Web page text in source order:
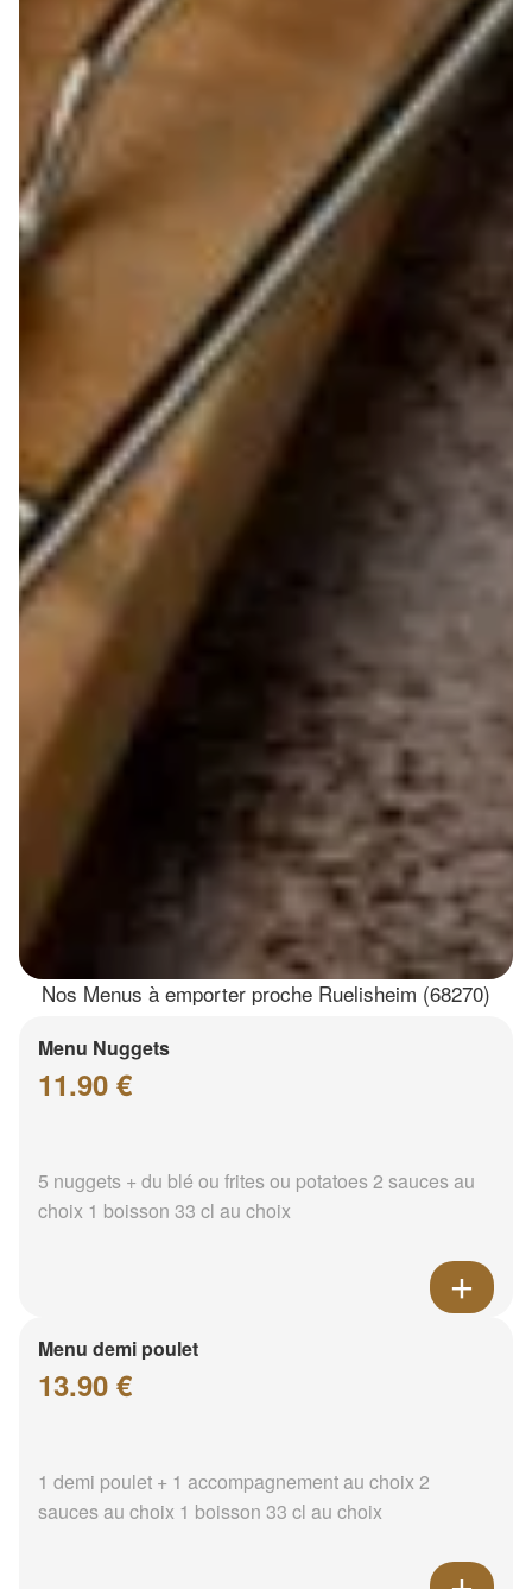
Nos Menus à emporter proche Ruelisheim (68270)
Menu Nuggets
11.90 €
5 nuggets + du blé ou frites ou potatoes 2 sauces au
choix 1 boisson 33 cl au choix
Menu demi poulet
13.90 €
1 demi poulet + 1 accompagnement au choix 2
sauces au choix 1 boisson 33 cl au choix